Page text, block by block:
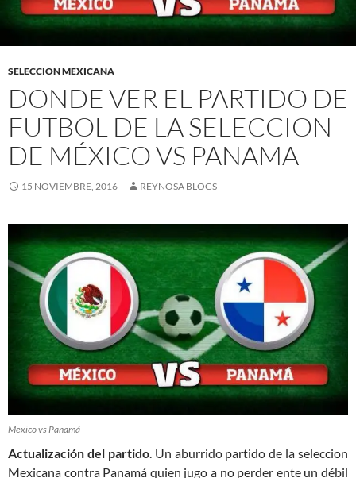
SELECCION MEXICANA
DONDE VER EL PARTIDO DE
FUTBOL DE LA SELECCION
DE MÉXICO VS PANAMA
15 NOVIEMBRE, 2016 REYNOSA BLOGS
Mexico vs Panamá
Actualización del partido. Un aburrido partido de la seleccion
Mexicana contra Panamá quien jugo a no perder ente un débil